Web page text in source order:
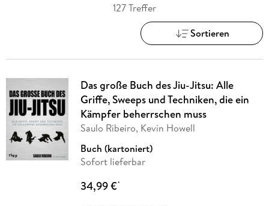
127 Treffer
Sortieren
Das große Buch des Jiu-Jitsu: Alle
Griffe, Sweeps und Techniken, die ein
Kämpfer beherrschen muss
Saulo Ribeiro, Kevin Howell
Buch (kartoniert)
Sofort lieferbar
34,99 €*